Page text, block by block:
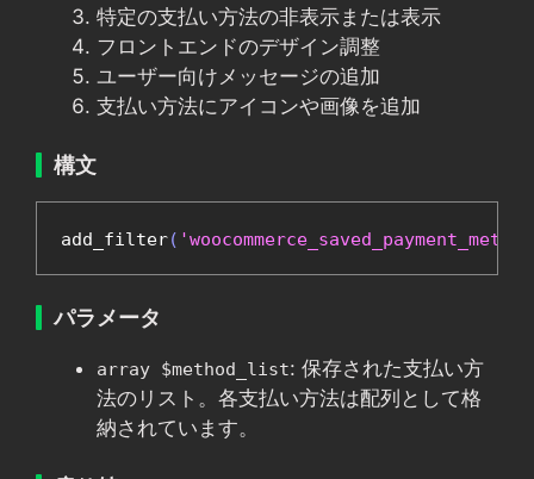
特定の支払い方法の非表示または表示
フロントエンドのデザイン調整
ユーザー向けメッセージの追加
支払い方法にアイコンや画像を追加
構文
add_filter(
パラメータ
array $method_list: 保存された支払い方
法のリスト。各支払い方法は配列として格
納されています。